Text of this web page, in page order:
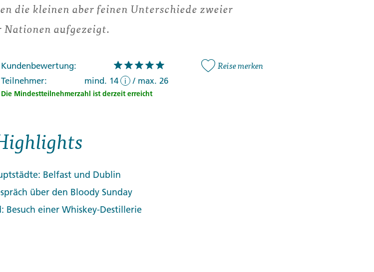
die kleinen aber feinen Unterschiede zweier
Nationen aufgezeigt.
Kundenbewertung:
Teilnehmer:
mind. 14 i / max. 26
Die Mindestteilnehmerzahl ist derzeit erreicht
Reise merken
Belfast und Dublin
über den Bloody Sunday
Besuch einer Whiskey-Destillerie